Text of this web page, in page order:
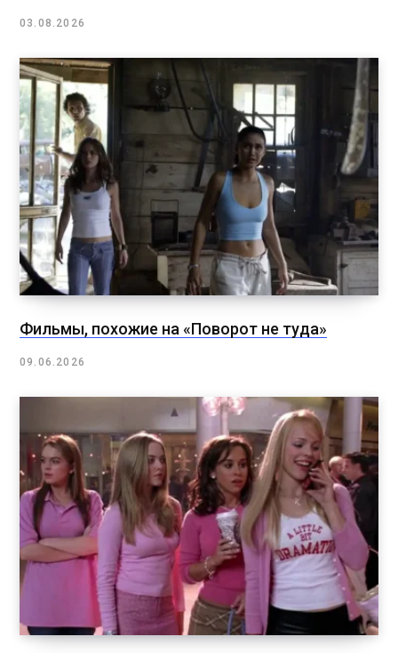
03.08.2026
Фильмы, похожие на «Поворот не туда»
09.06.2026